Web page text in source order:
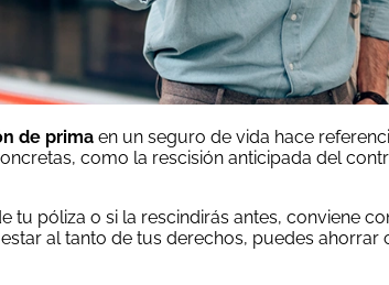
de prima en un seguro de vida hace
como la rescisión anticipada del
póliza o si la rescindirás antes, conviene
al tanto de tus derechos, puedes